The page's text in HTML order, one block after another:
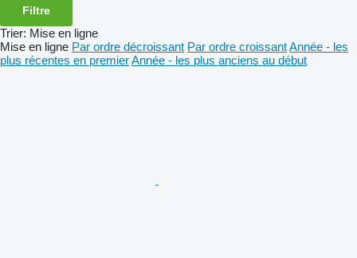
Filtre
Trier: Mise en ligne
Mise en ligne Par ordre décroissant Par ordre croissantAnnée - les
plus récentes en premierAnnée - les plus anciens au début